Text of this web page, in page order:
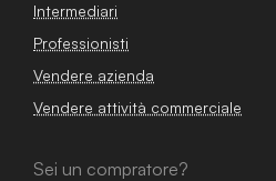
Intermediari
Professionisti
Vendere azienda
Vendere attività commerciale
Sei un compratore?